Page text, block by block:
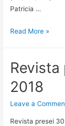
internațională
Patricia …
Revista
octombrie
2018
Read More »
2018
Leave a
Revista presei